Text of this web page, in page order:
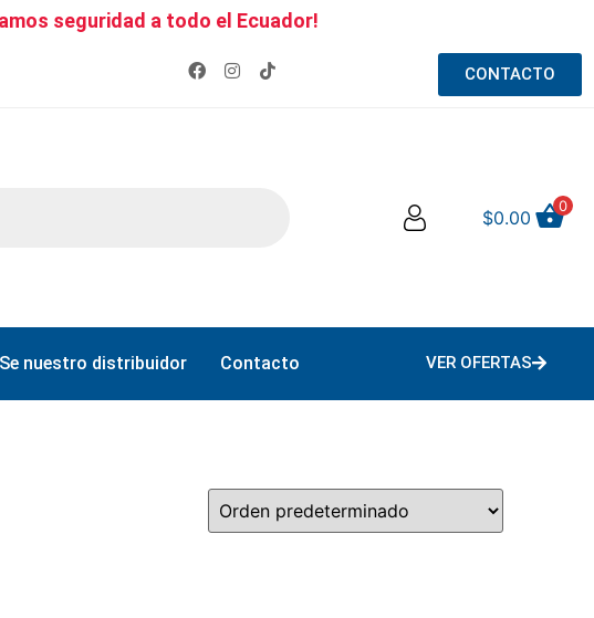
seguridad a todo el Ecuador!
CONTACTO
$0.00
0
Se nuestro distribuidor Contacto VER OFERTAS